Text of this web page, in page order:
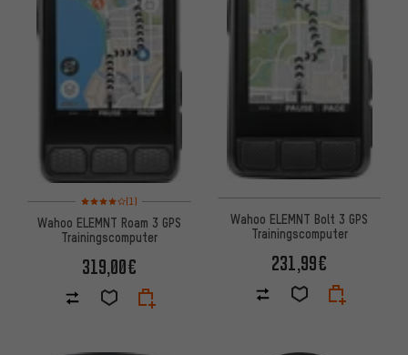
Bewertungen: 4 von 5 basierend auf 1 Bewertungen
(1)
Wahoo ELEMNT Roam 3 GPS
Trainingscomputer
319,00€
Wahoo ELEMNT Bolt 3 GPS
Trainingscomputer
231,99€